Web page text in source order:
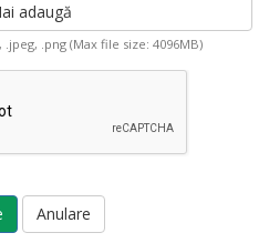
adaugă
.png (Max file size: 4096MB)
Anulare